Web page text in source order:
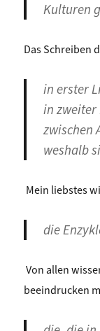
Kulturen
Das Schreiben
in erster
in zweiter
zwischen
weshalb
Mein liebstes
die
Von allen
beeindrucken